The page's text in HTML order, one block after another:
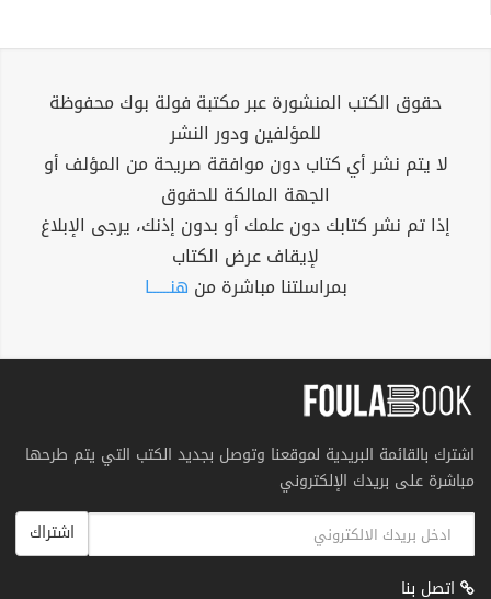
حقوق الكتب المنشورة عبر مكتبة فولة بوك محفوظة
للمؤلفين ودور النشر
لا يتم نشر أي كتاب دون موافقة صريحة من المؤلف أو
الجهة المالكة للحقوق
إذا تم نشر كتابك دون علمك أو بدون إذنك، يرجى الإبلاغ
لإيقاف عرض الكتاب
بمراسلتنا مباشرة من هنــــــا
اشترك بالقائمة البريدية لموقعنا وتوصل بجديد الكتب التي يتم طرحها
مباشرة على بريدك الإلكتروني
اشتراك
اتصل بنا